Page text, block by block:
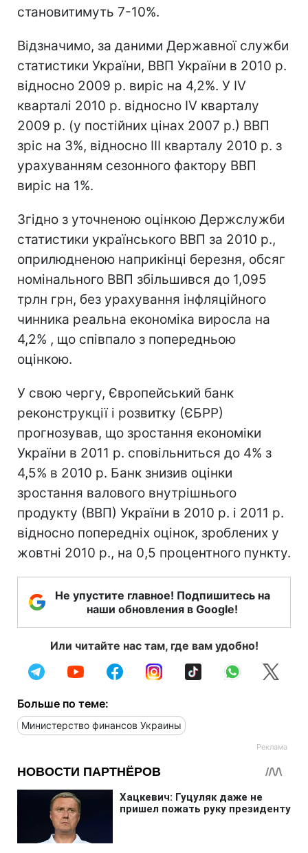
становитимуть 7-10%.
Відзначимо, за даними Державної служби
статистики України, ВВП України в 2010 р.
відносно 2009 р. виріс на 4,2%. У IV
кварталі 2010 р. відносно IV кварталу
2009 р. (у постійних цінах 2007 р.) ВВП
зріс на 3%, відносно ІII кварталу 2010 р. з
урахуванням сезонного фактору ВВП
виріс на 1%.
Згідно з уточненою оцінкою Держслужби
статистики українського ВВП за 2010 р.,
оприлюдненою наприкінці березня, обсяг
номінального ВВП збільшився до 1,095
трлн грн, без урахування інфляційного
чинника реальна економіка виросла на
4,2% , що співпало з попередньою
оцінкою.
У свою чергу, Європейський банк
реконструкції і розвитку (ЄБРР)
прогнозував, що зростання економіки
України в 2011 р. сповільниться до 4% з
4,5% в 2010 р. Банк знизив оцінки
зростання валового внутрішнього
продукту (ВВП) України в 2010 р. і 2011 р.
відносно попередніх оцінок, зроблених у
жовтні 2010 р., на 0,5 процентного пункту.
Не упустите главное! Подпишитесь на
наши обновления в Google!
Или читайте нас там, где вам удобно!
Больше по теме:
Министерство финансов Украины